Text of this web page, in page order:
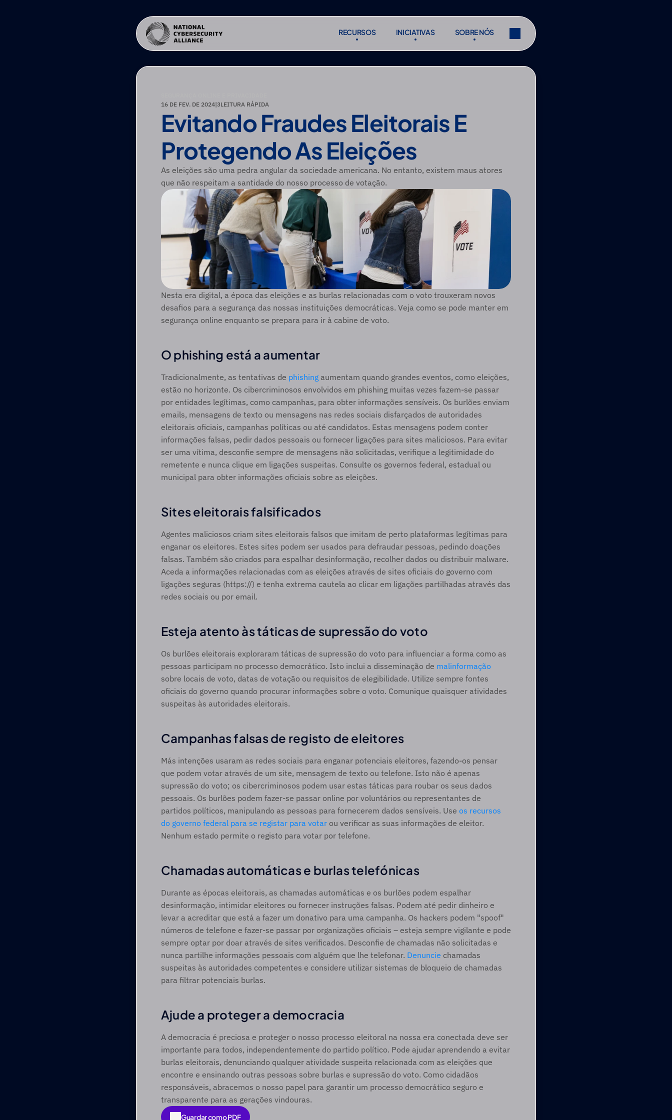
RECURSOS
RECURSOS
INICIATIVAS
INICIATIVAS
SOBRE NÓS
SOBRE NÓS
Subscrever
Partilhar
16 DE FEV. DE 2024|3LEITURA RÁPIDA
Evitando Fraudes Eleitorais E
Protegendo As Eleições
As eleições são uma pedra angular da sociedade americana. No entanto, existem maus atores
que não respeitam a santidade do nosso processo de votação.
Nesta era digital, a época das eleições e as burlas relacionadas com o voto trouxeram novos
desafios para a segurança das nossas instituições democráticas. Veja como se pode manter em
segurança online enquanto se prepara para ir à cabine de voto.
O phishing está a aumentar
Tradicionalmente, as tentativas de phishing aumentam quando grandes eventos, como eleições,
estão no horizonte. Os cibercriminosos envolvidos em phishing muitas vezes fazem-se passar
por entidades legítimas, como campanhas, para obter informações sensíveis. Os burlões enviam
emails, mensagens de texto ou mensagens nas redes sociais disfarçados de autoridades
eleitorais oficiais, campanhas políticas ou até candidatos. Estas mensagens podem conter
informações falsas, pedir dados pessoais ou fornecer ligações para sites maliciosos. Para evitar
ser uma vítima, desconfie sempre de mensagens não solicitadas, verifique a legitimidade do
remetente e nunca clique em ligações suspeitas. Consulte os governos federal, estadual ou
municipal para obter informações oficiais sobre as eleições.
Sites eleitorais falsificados
Agentes maliciosos criam sites eleitorais falsos que imitam de perto plataformas legítimas para
enganar os eleitores. Estes sites podem ser usados para defraudar pessoas, pedindo doações
falsas. Também são criados para espalhar desinformação, recolher dados ou distribuir malware.
Aceda a informações relacionadas com as eleições através de sites oficiais do governo com
ligações seguras (https://) e tenha extrema cautela ao clicar em ligações partilhadas através das
redes sociais ou por email.
Esteja atento às táticas de supressão do voto
Os burlões eleitorais exploraram táticas de supressão do voto para influenciar a forma como as
pessoas participam no processo democrático. Isto inclui a disseminação de malinformação
sobre locais de voto, datas de votação ou requisitos de elegibilidade. Utilize sempre fontes
oficiais do governo quando procurar informações sobre o voto. Comunique quaisquer atividades
suspeitas às autoridades eleitorais.
Campanhas falsas de registo de eleitores
Más intenções usaram as redes sociais para enganar potenciais eleitores, fazendo-os pensar
que podem votar através de um site, mensagem de texto ou telefone. Isto não é apenas
supressão do voto; os cibercriminosos podem usar estas táticas para roubar os seus dados
pessoais. Os burlões podem fazer-se passar online por voluntários ou representantes de
partidos políticos, manipulando as pessoas para fornecerem dados sensíveis. Use os recursos
do governo federal para se registar para votar ou verificar as suas informações de eleitor.
Nenhum estado permite o registo para votar por telefone.
Chamadas automáticas e burlas telefónicas
Durante as épocas eleitorais, as chamadas automáticas e os burlões podem espalhar
desinformação, intimidar eleitores ou fornecer instruções falsas. Podem até pedir dinheiro e
levar a acreditar que está a fazer um donativo para uma campanha. Os hackers podem "spoof"
números de telefone e fazer-se passar por organizações oficiais – esteja sempre vigilante e pode
sempre optar por doar através de sites verificados. Desconfie de chamadas não solicitadas e
nunca partilhe informações pessoais com alguém que lhe telefonar. Denuncie chamadas
suspeitas às autoridades competentes e considere utilizar sistemas de bloqueio de chamadas
para filtrar potenciais burlas.
Ajude a proteger a democracia
A democracia é preciosa e proteger o nosso processo eleitoral na nossa era conectada deve ser
importante para todos, independentemente do partido político. Pode ajudar aprendendo a evitar
burlas eleitorais, denunciando qualquer atividade suspeita relacionada com as eleições que
encontre e ensinando outras pessoas sobre burlas e supressão do voto. Como cidadãos
responsáveis, abracemos o nosso papel para garantir um processo democrático seguro e
transparente para as gerações vindouras.
Guardar como PDF